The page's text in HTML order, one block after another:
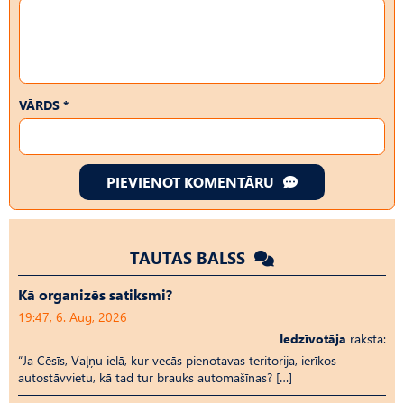
VĀRDS *
PIEVIENOT KOMENTĀRU
TAUTAS BALSS
Kā organizēs satiksmi?
19:47, 6. Aug, 2026
Iedzīvotāja raksta:
“Ja Cēsīs, Vaļņu ielā, kur vecās pienotavas teritorija, ierīkos
autostāvvietu, kā tad tur brauks automašīnas? […]